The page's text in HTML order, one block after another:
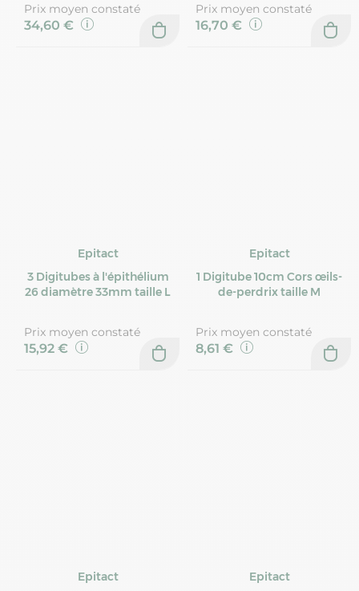
Prix moyen constaté
34,60 €
Prix moyen constaté
16,70 €
Epitact
3 Digitubes à l'épithélium
26 diamètre 33mm taille L
Prix moyen constaté
15,92 €
Epitact
1 Digitube 10cm Cors œils-
de-perdrix taille M
Prix moyen constaté
8,61 €
Epitact
Epitact